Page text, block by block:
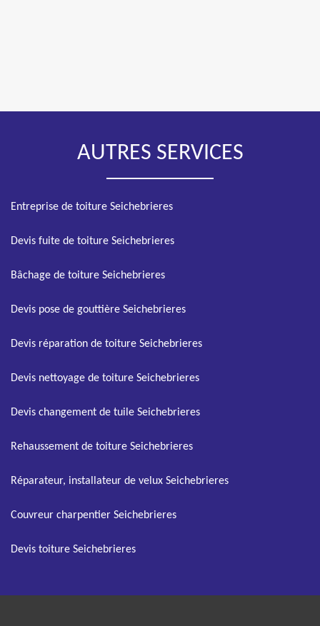
AUTRES SERVICES
Entreprise de toiture Seichebrieres
Devis fuite de toiture Seichebrieres
Bâchage de toiture Seichebrieres
Devis pose de gouttière Seichebrieres
Devis réparation de toiture Seichebrieres
Devis nettoyage de toiture Seichebrieres
Devis changement de tuile Seichebrieres
Rehaussement de toiture Seichebrieres
Réparateur, installateur de velux Seichebrieres
Couvreur charpentier Seichebrieres
Devis toiture Seichebrieres